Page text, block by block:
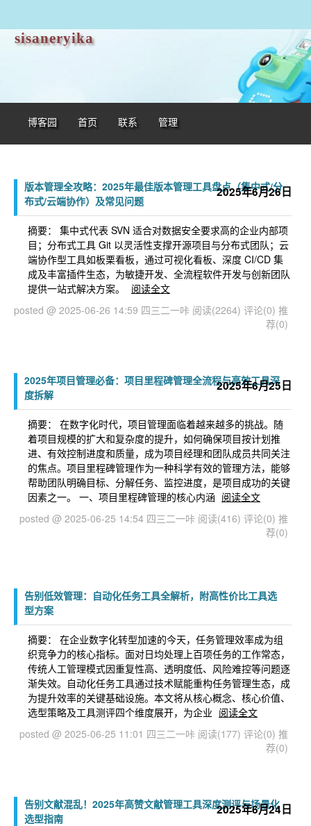
sisaneryika
博客园 首页 联系 管理
2025年6月26日
版本管理全攻略：2025年最佳版本管理工具盘点（集中式/分
布式/云端协作）及常见问题
摘要： 集中式代表 SVN 适合对数据安全要求高的企业内部项
目；分布式工具 Git 以灵活性支撑开源项目与分布式团队；云
端协作型工具如板栗看板，通过可视化看板、深度 CI/CD 集
成及丰富插件生态，为敏捷开发、全流程软件开发与创新团队
提供一站式解决方案。
阅读全文
posted @ 2025-06-26 14:59 四三二一咔 阅读(2264) 评论(0) 推
荐(0)
2025年6月25日
2025年项目管理必备：项目里程碑管理全流程与高效工具深
度拆解
摘要： 在数字化时代，项目管理面临着越来越多的挑战。随
着项目规模的扩大和复杂度的提升，如何确保项目按计划推
进、有效控制进度和质量，成为项目经理和团队成员共同关注
的焦点。项目里程碑管理作为一种科学有效的管理方法，能够
帮助团队明确目标、分解任务、监控进度，是项目成功的关键
因素之一。 一、项目里程碑管理的核心内涵 阅读全文
posted @ 2025-06-25 14:54 四三二一咔 阅读(416) 评论(0) 推
荐(0)
告别低效管理：自动化任务工具全解析，附高性价比工具选
型方案
摘要： 在企业数字化转型加速的今天，任务管理效率成为组
织竞争力的核心指标。面对日均处理上百项任务的工作常态，
传统人工管理模式因重复性高、透明度低、风险难控等问题逐
渐失效。自动化任务工具通过技术赋能重构任务管理生态，成
为提升效率的关键基础设施。本文将从核心概念、核心价值、
选型策略及工具测评四个维度展开，为企业 阅读全文
posted @ 2025-06-25 11:01 四三二一咔 阅读(177) 评论(0) 推
荐(0)
2025年6月24日
告别文献混乱！2025年高赞文献管理工具深度测评与场景化
选型指南